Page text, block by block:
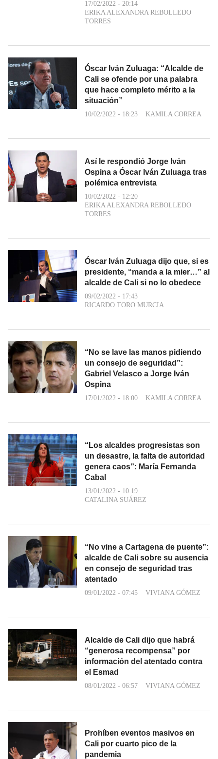
17/02/2022 - 20:14
ERIKA ALEXANDRA REBOLLEDO
TORRES
Óscar Iván Zuluaga: “Alcalde de
Cali se ofende por una palabra
que hace completo mérito a la
situación”
10/02/2022 - 18:23 KAMILA CORREA
Así le respondió Jorge Iván
Ospina a Óscar Iván Zuluaga tras
polémica entrevista
10/02/2022 - 12:20
ERIKA ALEXANDRA REBOLLEDO
TORRES
Óscar Iván Zuluaga dijo que, si es
presidente, “manda a la mier…” al
alcalde de Cali si no lo obedece
09/02/2022 - 17:43
RICARDO TORO MURCIA
“No se lave las manos pidiendo
un consejo de seguridad”:
Gabriel Velasco a Jorge Iván
Ospina
17/01/2022 - 18:00 KAMILA CORREA
“Los alcaldes progresistas son
un desastre, la falta de autoridad
genera caos”: María Fernanda
Cabal
13/01/2022 - 10:19
CATALINA SUÁREZ
“No vine a Cartagena de puente”:
alcalde de Cali sobre su ausencia
en consejo de seguridad tras
atentado
09/01/2022 - 07:45 VIVIANA GÓMEZ
Alcalde de Cali dijo que habrá
“generosa recompensa” por
información del atentado contra
el Esmad
08/01/2022 - 06:57 VIVIANA GÓMEZ
Prohíben eventos masivos en
Cali por cuarto pico de la
pandemia